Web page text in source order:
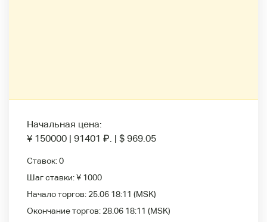
Начальная цена:
¥ 150000 | 91401 ₽. | $ 969.05
Ставок:0
Шаг ставки:¥ 1000
Начало торгов: 25.06 18:11 (MSK)
Окончание торгов: 28.06 18:11 (MSK)